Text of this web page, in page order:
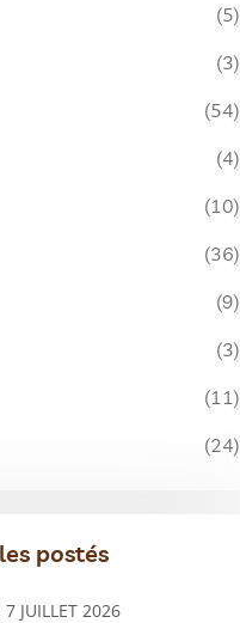
(5)
(3)
(54)
(4)
(10)
(36)
(9)
(3)
(11)
(24)
postés
7 JUILLET 2026